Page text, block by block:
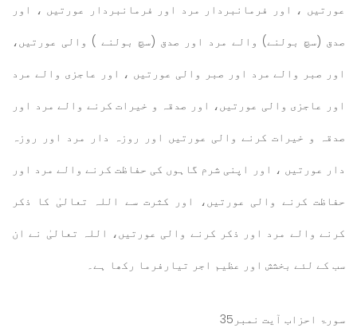
عورتیں ، اور فرمانبردار مرد اور فرمانبردار عورتیں ، اور
صدق (سچ بولنے) والے مرد اور صدق (سچ بولنے ) والی عورتیں،
اور صبر والے مرد اور صبر والی عورتیں ، اور عاجزی والے مرد
اور عاجزی والی عورتیں، اور صدقہ و خیرات کرنے والے مرد اور
صدقہ و خیرات کرنے والی عورتیں اور روزہ دار مرد اور روزہ
دار عورتیں ، اور اپنی شرم گاہوں کی حفاظت کرنے والے مرد اور
حفاظت کرنے والی عورتیں، اور کثرت سے اللہ تعالیٰ کا ذکر
کرنے والے مرد اور ذکر کرنے والی عورتیں، اللہ تعالیٰ نے ان
سب کے لئے بخشش اور عظیم اجر تیارفرما رکھا ہے۔
سورۃ احزاب آیت نمبر35